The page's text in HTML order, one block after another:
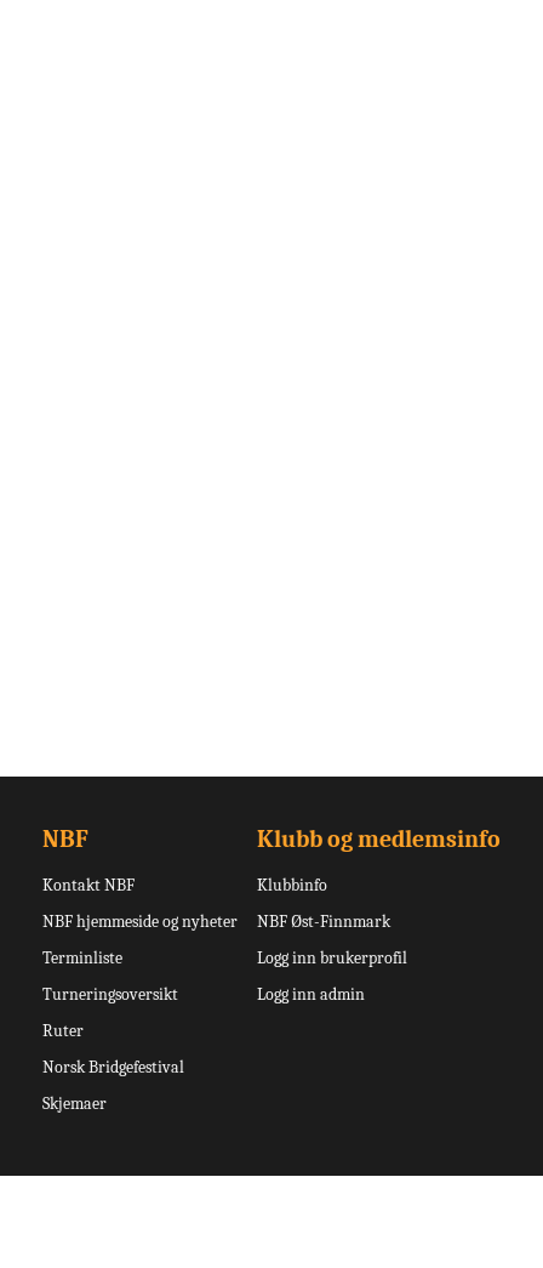
NBF
Kontakt NBF
NBF hjemmeside og nyheter
Terminliste
Turneringsoversikt
Ruter
Norsk Bridgefestival
Skjemaer
Klubb og medlemsinfo
Klubbinfo
NBF Øst-Finnmark
Logg inn brukerprofil
Logg inn admin